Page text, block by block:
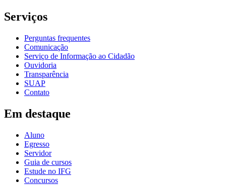
Serviços
Perguntas frequentes
Comunicação
Serviço de Informação ao Cidadão
Ouvidoria
Transparência
SUAP
Contato
Em destaque
Aluno
Egresso
Servidor
Guia de cursos
Estude no IFG
Concursos